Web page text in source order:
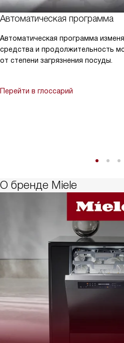
Автоматическая программа
Автоматическая программа
средства и продолжительность
от степени загрязнения посуды.
Перейти в глоссарий
О бренде Miele